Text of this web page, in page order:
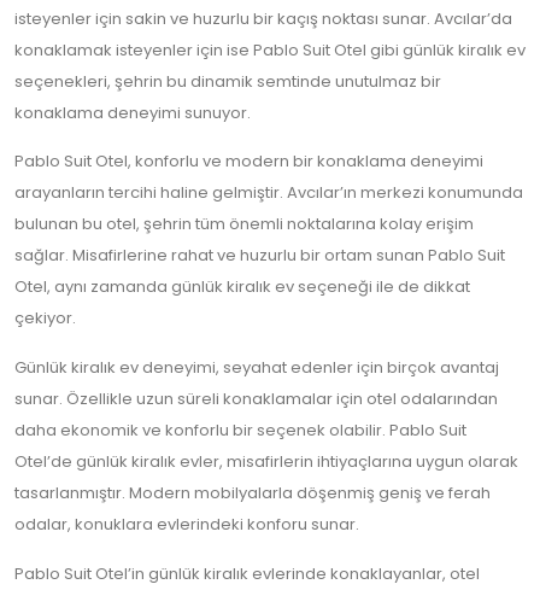
isteyenler için sakin ve huzurlu bir kaçış noktası sunar. Avcılar’da
konaklamak isteyenler için ise Pablo Suit Otel gibi günlük kiralık ev
seçenekleri, şehrin bu dinamik semtinde unutulmaz bir
konaklama deneyimi sunuyor.
Pablo Suit Otel, konforlu ve modern bir konaklama deneyimi
arayanların tercihi haline gelmiştir. Avcılar’ın merkezi konumunda
bulunan bu otel, şehrin tüm önemli noktalarına kolay erişim
sağlar. Misafirlerine rahat ve huzurlu bir ortam sunan Pablo Suit
Otel, aynı zamanda günlük kiralık ev seçeneği ile de dikkat
çekiyor.
Günlük kiralık ev deneyimi, seyahat edenler için birçok avantaj
sunar. Özellikle uzun süreli konaklamalar için otel odalarından
daha ekonomik ve konforlu bir seçenek olabilir. Pablo Suit
Otel’de günlük kiralık evler, misafirlerin ihtiyaçlarına uygun olarak
tasarlanmıştır. Modern mobilyalarla döşenmiş geniş ve ferah
odalar, konuklara evlerindeki konforu sunar.
Pablo Suit Otel’in günlük kiralık evlerinde konaklayanlar, otel